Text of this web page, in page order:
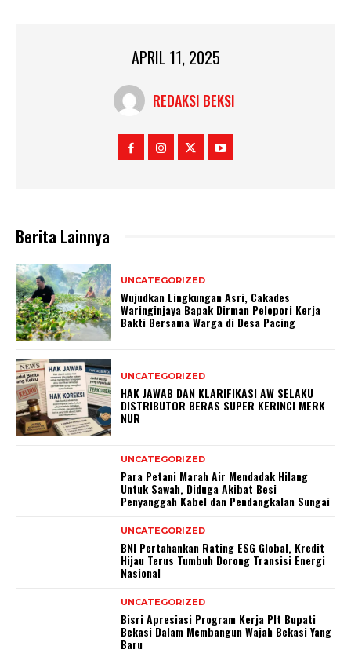
APRIL 11, 2025
REDAKSI BEKSI
Berita Lainnya
UNCATEGORIZED
Wujudkan Lingkungan Asri, Cakades
Waringinjaya Bapak Dirman Pelopori Kerja
Bakti Bersama Warga di Desa Pacing
UNCATEGORIZED
HAK JAWAB DAN KLARIFIKASI AW SELAKU
DISTRIBUTOR BERAS SUPER KERINCI MERK
NUR
UNCATEGORIZED
Para Petani Marah Air Mendadak Hilang
Untuk Sawah, Diduga Akibat Besi
Penyanggah Kabel dan Pendangkalan Sungai
UNCATEGORIZED
BNI Pertahankan Rating ESG Global, Kredit
Hijau Terus Tumbuh Dorong Transisi Energi
Nasional
UNCATEGORIZED
Bisri Apresiasi Program Kerja Plt Bupati
Bekasi Dalam Membangun Wajah Bekasi Yang
Baru